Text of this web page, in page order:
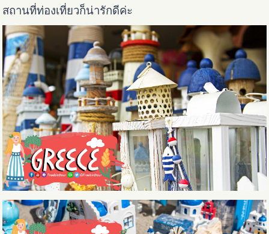
สถานที่ท่องเที่ยวก็น่ารักดีค่ะ